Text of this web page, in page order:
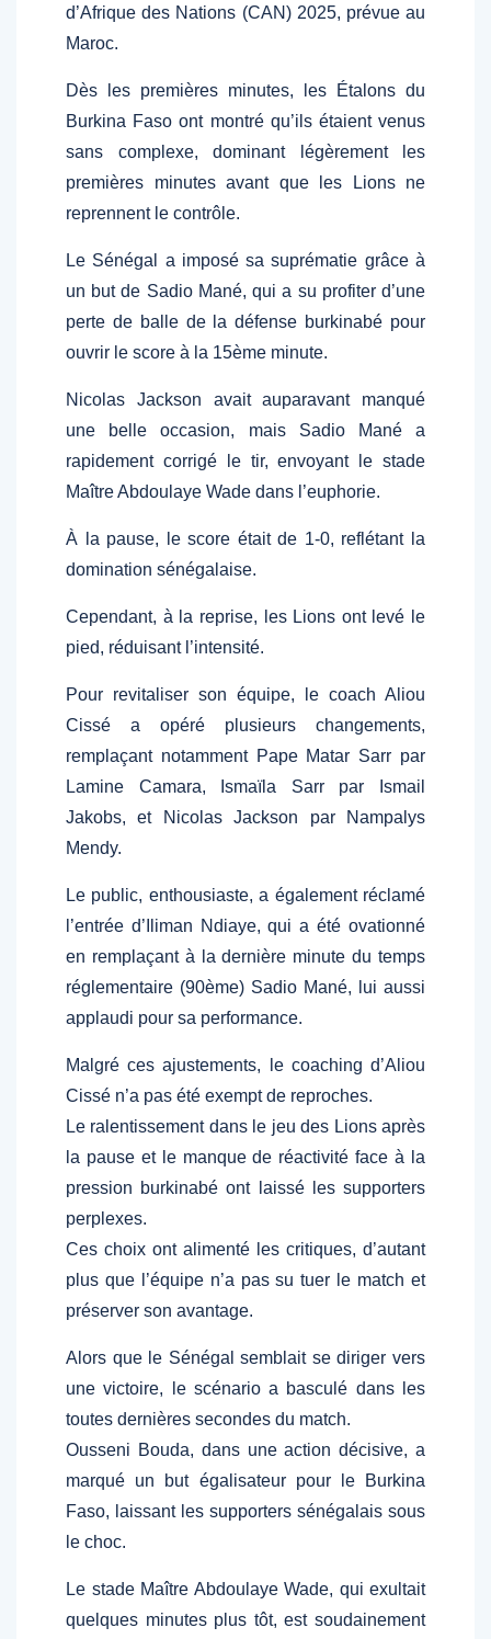
d’Afrique des Nations (CAN) 2025, prévue au
Maroc.
Dès les premières minutes, les Étalons du
Burkina Faso ont montré qu’ils étaient venus
sans complexe, dominant légèrement les
premières minutes avant que les Lions ne
reprennent le contrôle.
Le Sénégal a imposé sa suprématie grâce à
un but de Sadio Mané, qui a su profiter d’une
perte de balle de la défense burkinabé pour
ouvrir le score à la 15ème minute.
Nicolas Jackson avait auparavant manqué
une belle occasion, mais Sadio Mané a
rapidement corrigé le tir, envoyant le stade
Maître Abdoulaye Wade dans l’euphorie.
À la pause, le score était de 1-0, reflétant la
domination sénégalaise.
Cependant, à la reprise, les Lions ont levé le
pied, réduisant l’intensité.
Pour revitaliser son équipe, le coach Aliou
Cissé a opéré plusieurs changements,
remplaçant notamment Pape Matar Sarr par
Lamine Camara, Ismaïla Sarr par Ismail
Jakobs, et Nicolas Jackson par Nampalys
Mendy.
Le public, enthousiaste, a également réclamé
l’entrée d’Iliman Ndiaye, qui a été ovationné
en remplaçant à la dernière minute du temps
réglementaire (90ème) Sadio Mané, lui aussi
applaudi pour sa performance.
Malgré ces ajustements, le coaching d’Aliou
Cissé n’a pas été exempt de reproches.
Le ralentissement dans le jeu des Lions après
la pause et le manque de réactivité face à la
pression burkinabé ont laissé les supporters
perplexes.
Ces choix ont alimenté les critiques, d’autant
plus que l’équipe n’a pas su tuer le match et
préserver son avantage.
Alors que le Sénégal semblait se diriger vers
une victoire, le scénario a basculé dans les
toutes dernières secondes du match.
Ousseni Bouda, dans une action décisive, a
marqué un but égalisateur pour le Burkina
Faso, laissant les supporters sénégalais sous
le choc.
Le stade Maître Abdoulaye Wade, qui exultait
quelques minutes plus tôt, est soudainement